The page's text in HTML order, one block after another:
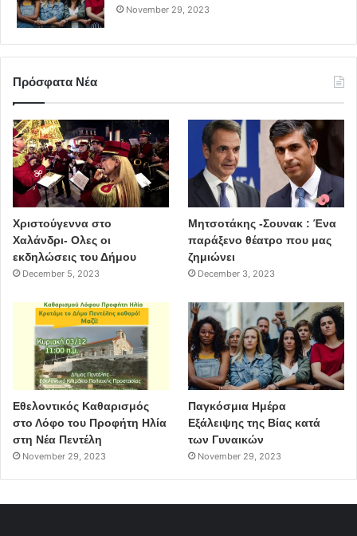
November 29, 2023
Πρόσφατα Νέα
Χριστούγεννα στο
Χαλάνδρι- Ολες οι
εκδηλώσεις του Δήμου
December 5, 2023
Μητσοτάκης -Σουνακ : Ένα
παράξενο θέατρο που μας
ζημιώνει
December 3, 2023
Εθελοντικός Καθαρισμός
στο Λόφο του Προφήτη Ηλία
στη Νέα Πεντέλη
November 29, 2023
Παγκόσμια Ημέρα
Εξάλειψης της Βίας κατά
των Γυναικών
November 29, 2023